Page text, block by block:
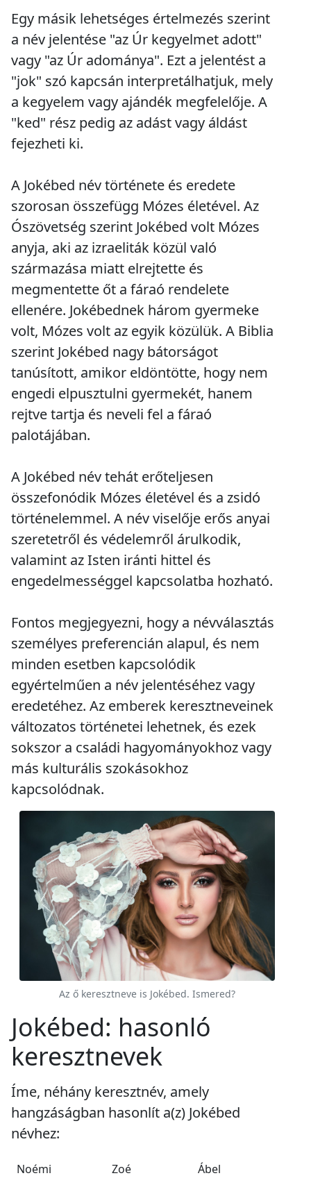
Egy másik lehetséges értelmezés szerint
a név jelentése "az Úr kegyelmet adott"
vagy "az Úr adománya". Ezt a jelentést a
"jok" szó kapcsán interpretálhatjuk, mely
a kegyelem vagy ajándék megfelelője. A
"ked" rész pedig az adást vagy áldást
fejezheti ki.
A Jokébed név története és eredete
szorosan összefügg Mózes életével. Az
Ószövetség szerint Jokébed volt Mózes
anyja, aki az izraeliták közül való
származása miatt elrejtette és
megmentette őt a fáraó rendelete
ellenére. Jokébednek három gyermeke
volt, Mózes volt az egyik közülük. A Biblia
szerint Jokébed nagy bátorságot
tanúsított, amikor eldöntötte, hogy nem
engedi elpusztulni gyermekét, hanem
rejtve tartja és neveli fel a fáraó
palotájában.
A Jokébed név tehát erőteljesen
összefonódik Mózes életével és a zsidó
történelemmel. A név viselője erős anyai
szeretetről és védelemről árulkodik,
valamint az Isten iránti hittel és
engedelmességgel kapcsolatba hozható.
Fontos megjegyezni, hogy a névválasztás
személyes preferencián alapul, és nem
minden esetben kapcsolódik
egyértelműen a név jelentéséhez vagy
eredetéhez. Az emberek keresztneveinek
változatos történetei lehetnek, és ezek
sokszor a családi hagyományokhoz vagy
más kulturális szokásokhoz
kapcsolódnak.
Az ő keresztneve is Jokébed. Ismered?
Jokébed: hasonló
keresztnevek
Íme, néhány keresztnév, amely
hangzáságban hasonlít a(z) Jokébed
névhez:
Noémi Zoé
Ábel